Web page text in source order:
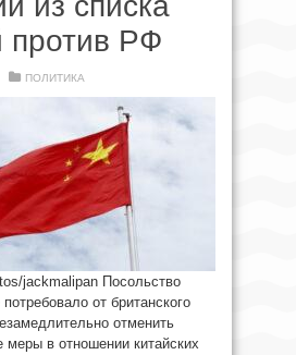
против РФ
ПОЛИТИКА
jackmalipan Посольство
от британского
отменить
меры в отношении китайских